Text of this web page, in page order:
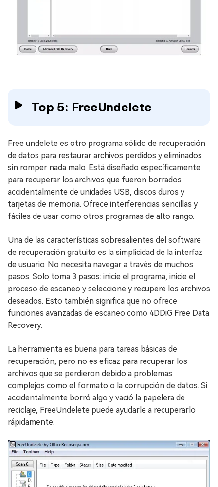
Top 5: FreeUndelete
Free undelete es otro programa sólido de recuperación
de datos para restaurar archivos perdidos y eliminados
sin romper nada malo. Está diseñado específicamente
para recuperar los archivos que fueron borrados
accidentalmente de unidades USB, discos duros y
tarjetas de memoria. Ofrece interferencias sencillas y
fáciles de usar como otros programas de alto rango.
Una de las características sobresalientes del software
de recuperación gratuito es la simplicidad de la interfaz
de usuario. No necesita navegar a través de muchos
pasos. Solo toma 3 pasos: inicie el programa, inicie el
proceso de escaneo y seleccione y recupere los archivos
deseados. Esto también significa que no ofrece
funciones avanzadas de escaneo como 4DDiG Free Data
Recovery.
La herramienta es buena para tareas básicas de
recuperación, pero no es eficaz para recuperar los
archivos que se perdieron debido a problemas
complejos como el formato o la corrupción de datos. Si
accidentalmente borró algo y vació la papelera de
reciclaje, FreeUndelete puede ayudarle a recuperarlo
rápidamente.